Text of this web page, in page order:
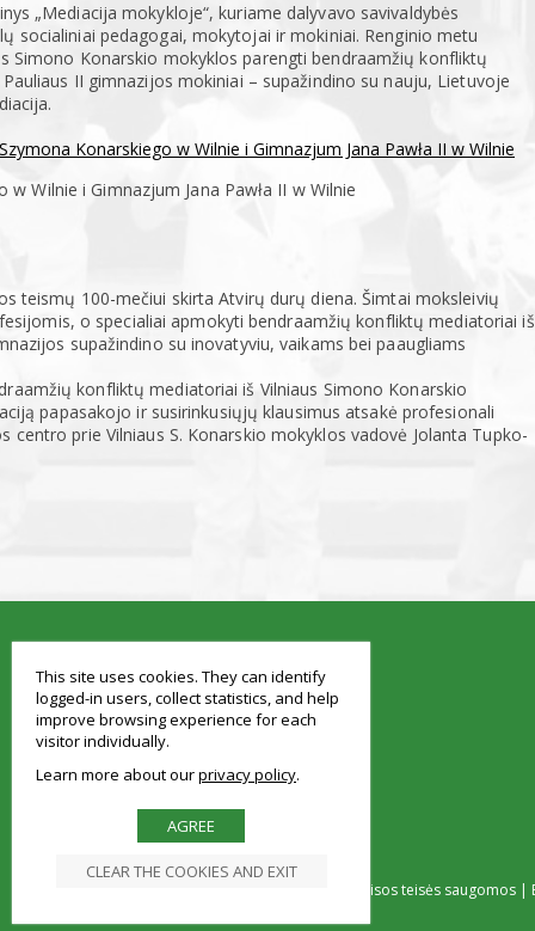
„Mediacija mokykloje“, kuriame dalyvavo savivaldybės
socialiniai pedagogai, mokytojai ir mokiniai. Renginio metu
Simono Konarskio mokyklos parengti bendraamžių konfliktų
II gimnazijos mokiniai – supažindino su nauju, Lietuvoje
Konarskiego w Wilnie i Gimnazjum Jana Pawła II w Wilnie
Wilnie i Gimnazjum Jana Pawła II w Wilnie
teismų 100-mečiui skirta Atvirų durų diena. Šimtai moksleivių
o specialiai apmokyti bendraamžių konfliktų mediatoriai iš
supažindino su inovatyviu, vaikams bei paaugliams
konfliktų mediatoriai iš Vilniaus Simono Konarskio
papasakojo ir susirinkusiųjų klausimus atsakė profesionali
prie Vilniaus S. Konarskio mokyklos vadovė Jolanta Tupko-
foreash
© Vilniaus Simono Konarskio gimnazija Visos teisės saugomos |
This site uses cookies. They can identify
logged-in users, collect statistics, and help
improve browsing experience for each
visitor individually.
Learn more about ourprivacy policy
AGREE
CLEAR THE COOKIES AND EXIT